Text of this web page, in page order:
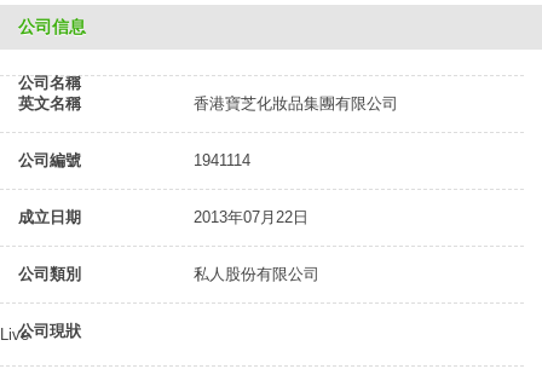
公司信息
公司名稱
英文名稱
香港寶芝化妝品集團有限公司
公司編號 1941114
成立日期 2013年07月22日
公司類別 私人股份有限公司
公司現狀
Live